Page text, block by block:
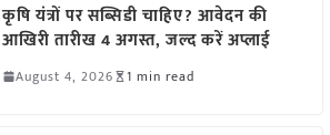
कृषि यंत्रों पर सब्सिडी चाहिए? आवेदन की
आखिरी तारीख 4 अगस्त, जल्द करें अप्लाई
August 4, 2026 1 min read